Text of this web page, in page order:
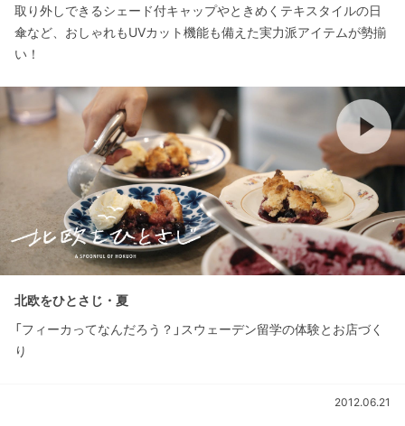
取り外しできるシェード付キャップやときめくテキスタイルの日
傘など、おしゃれもUVカット機能も備えた実力派アイテムが勢揃
い！
北欧をひとさじ・夏
「フィーカってなんだろう？」スウェーデン留学の体験とお店づく
り
2012.06.21